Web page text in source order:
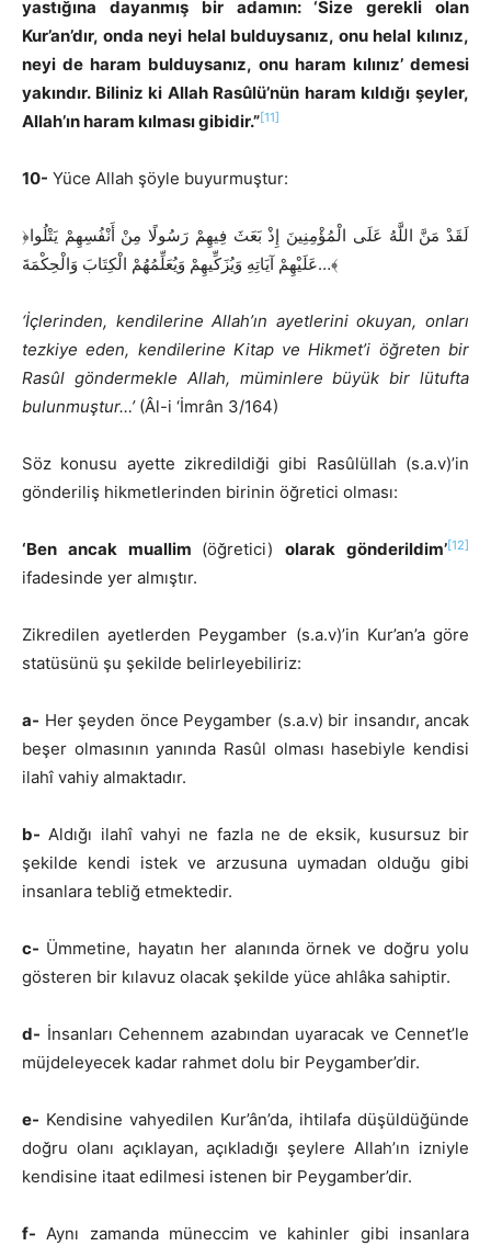
yastığına dayanmış bir adamın: ‘Size gerekli olan
Kur’an’dır, onda neyi helal bulduysanız, onu helal kılınız,
neyi de haram bulduysanız, onu haram kılınız’ demesi
yakındır. Biliniz ki Allah Rasûlü’nün haram kıldığı şeyler,
Allah’ın haram kılması gibidir.”[11]
10- Yüce Allah şöyle buyurmuştur:
﴿لَقَدْ مَنَّ اللَّهُ عَلَى الْمُؤْمِنِينَ إِذْ بَعَثَ فِيهِمْ رَسُولًا مِنْ أَنْفُسِهِمْ يَتْلُوا
عَلَيْهِمْ آيَاتِهِ وَيُزَكِّيهِمْ وَيُعَلِّمُهُمْ الْكِتَابَ وَالْحِكْمَةَ…﴾
‘İçlerinden, kendilerine Allah’ın ayetlerini okuyan, onları
tezkiye eden, kendilerine Kitap ve Hikmet’i öğreten bir
Rasûl göndermekle Allah, müminlere büyük bir lütufta
bulunmuştur…’(Âl-i ‘İmrân 3/164)
Söz konusu ayette zikredildiği gibi Rasûlüllah (s.a.v)’in
gönderiliş hikmetlerinden birinin öğretici olması:
‘Ben ancak muallim (öğretici)olarak gönderildim’[12]
ifadesinde yer almıştır.
Zikredilen ayetlerden Peygamber (s.a.v)’in Kur’an’a göre
statüsünü şu şekilde belirleyebiliriz:
a- Her şeyden önce Peygamber (s.a.v) bir insandır, ancak
beşer olmasının yanında Rasûl olması hasebiyle kendisi
ilahî vahiy almaktadır.
b- Aldığı ilahî vahyi ne fazla ne de eksik, kusursuz bir
şekilde kendi istek ve arzusuna uymadan olduğu gibi
insanlara tebliğ etmektedir.
c- Ümmetine, hayatın her alanında örnek ve doğru yolu
gösteren bir kılavuz olacak şekilde yüce ahlâka sahiptir.
d- İnsanları Cehennem azabından uyaracak ve Cennet’le
müjdeleyecek kadar rahmet dolu bir Peygamber’dir.
e- Kendisine vahyedilen Kur’ân’da, ihtilafa düşüldüğünde
doğru olanı açıklayan, açıkladığı şeylere Allah’ın izniyle
kendisine itaat edilmesi istenen bir Peygamber’dir.
f- Aynı zamanda müneccim ve kahinler gibi insanlara